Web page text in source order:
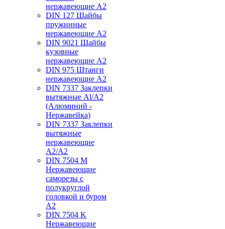
нержавеющие А2
DIN 127 Шайбы
пружинные
нержавеющие А2
DIN 9021 Шайбы
кузовные
нержавеющие А2
DIN 975 Штанги
нержавеющие А2
DIN 7337 Заклепки
вытяжные Al/A2
(Алюминий -
Нержавейка)
DIN 7337 Заклепки
вытяжные
нержавеющие
A2/A2
DIN 7504 M
Нержавеющие
саморезы с
полукруглой
головкой и буром
А2
DIN 7504 K
Нержавеющие